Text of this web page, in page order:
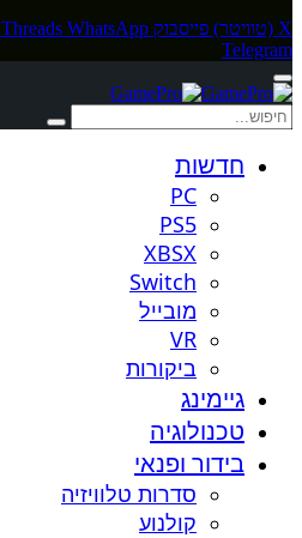
X (טוויטר) פייסבוק Threads WhatsApp
Telegram
חדשות
PC
PS5
XBSX
Switch
מובייל
VR
ביקורות
גיימינג
טכנולוגיה
בידור ופנאי
סדרות טלוויזיה
קולנוע